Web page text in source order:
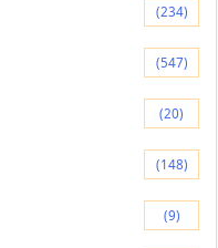
(234)
(547)
(20)
(148)
(9)